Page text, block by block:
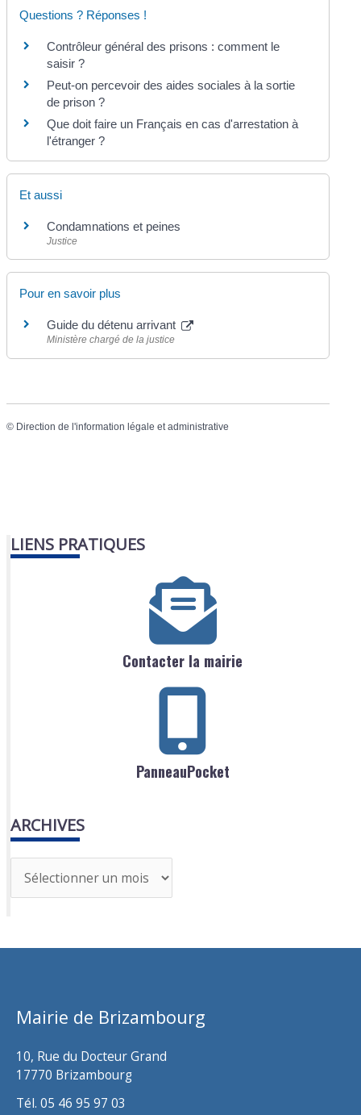
Questions ? Réponses !
Contrôleur général des prisons : comment le
saisir ?
Peut-on percevoir des aides sociales à la sortie
de prison ?
Que doit faire un Français en cas d'arrestation à
l'étranger ?
Et aussi
Condamnations et peines
Justice
Pour en savoir plus
Guide du détenu arrivant
Ministère chargé de la justice
© Direction de l'information légale et administrative
LIENS PRATIQUES
Contacter la mairie
PanneauPocket
ARCHIVES
r
h
Mairie de Brizambourg
10, Rue du Docteur Grand
17770 Brizambourg
Tél. 05 46 95 97 03